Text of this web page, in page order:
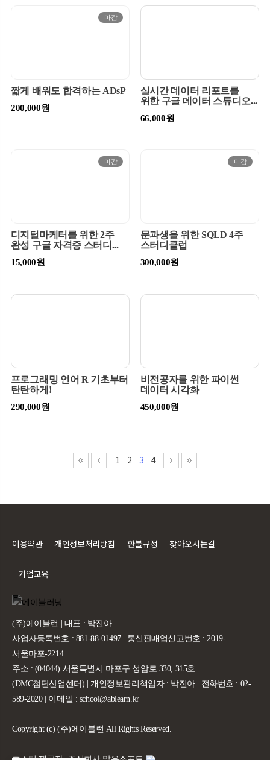
마감
짧게 배워도 합격하는 ADsP
200,000원
실시간 데이터 리포트를
위한 구글 데이터 스튜디오...
66,000원
마감
디지털마케터를 위한 2주
완성 구글 자격증 스터디...
15,000원
마감
문과생을 위한 SQLD 4주
스터디클럽
300,000원
프로그래밍 언어 R 기초부터
탄탄하게!
290,000원
비전공자를 위한 파이썬
데이터 시각화
450,000원
1 2 3 4
이용약관 개인정보처리방침 환불규정 찾아오시는길
기업교육
(주)에이블런 | 대표 : 박진아
사업자등록번호 : 881-88-01497 | 통신판매업신고번호 : 2019-
서울마포-2214
주소 : (04044) 서울특별시 마포구 성암로 330, 315호
(DMC첨단산업센터) | 개인정보관리책임자 : 박진아 | 전화번호 : 02-
589-2020 | 이메일 : school@ablearn.kr
Copyright (c) (주)에이블런 All Rights Reserved.